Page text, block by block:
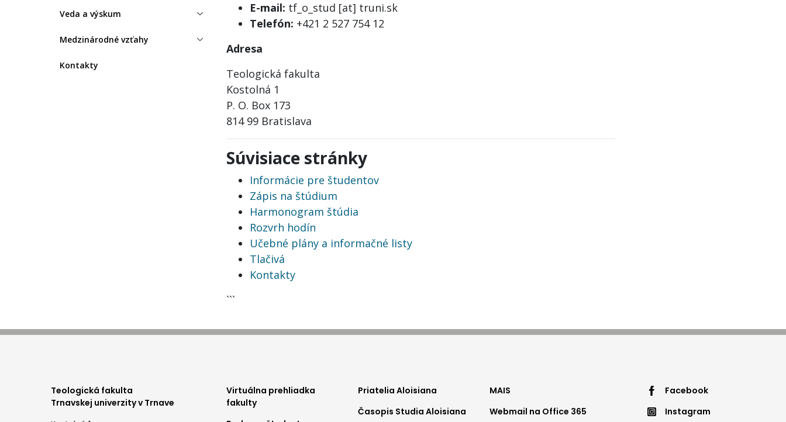
Veda a výskum
Medzinárodné vzťahy
Kontakty
E-mail: tf_o_stud [at] truni.sk
Telefón: +421 2 527 754 12
Adresa
Teologická fakulta
Kostolná 1
P. O. Box 173
814 99 Bratislava
Súvisiace stránky
Informácie pre študentov
Zápis na štúdium
Harmonogram štúdia
Rozvrh hodín
Učebné plány a informačné listy
Tlačivá
Kontakty
```
Teologická fakulta
Trnavskej univerzity v Trnave
footer
Virtuálna prehliadka
fakulty
footer
Priatelia Aloisiana
Časopis Studia Aloisiana
footer
MAIS
Webmail na Office 365
footerFacebook
Instagram